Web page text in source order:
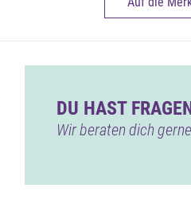
DU HAST
Wir beraten dich